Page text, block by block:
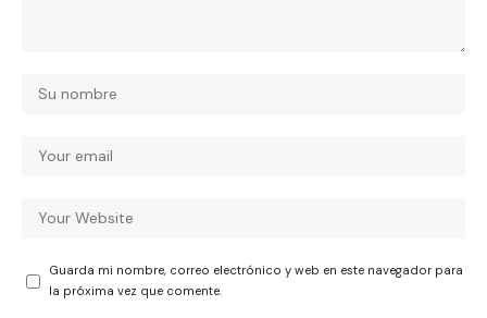
Guarda mi nombre, correo electrónico y web en este navegador para
la próxima vez que comente.